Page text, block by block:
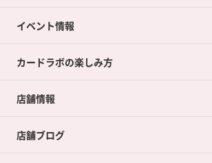
イベント情報
カードラボの楽しみ方
店舗情報
店舗ブログ